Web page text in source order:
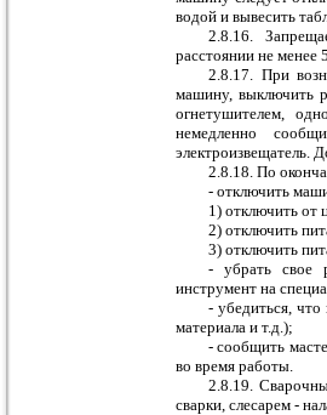
водой и вывесить
2.8.16.
расстоянии не менее
2.8.17. При
машину, выключить
огнетушителем,
немедленно
электроизвещатель.
2.8.18. По
- отключить
1) отключить от
2) отключить
3) отключить
- убрать свое
инструмент на
- убедиться,
материала и т.д.);
- сообщить
во время работы.
2.8.19.
сварки, слесарем -